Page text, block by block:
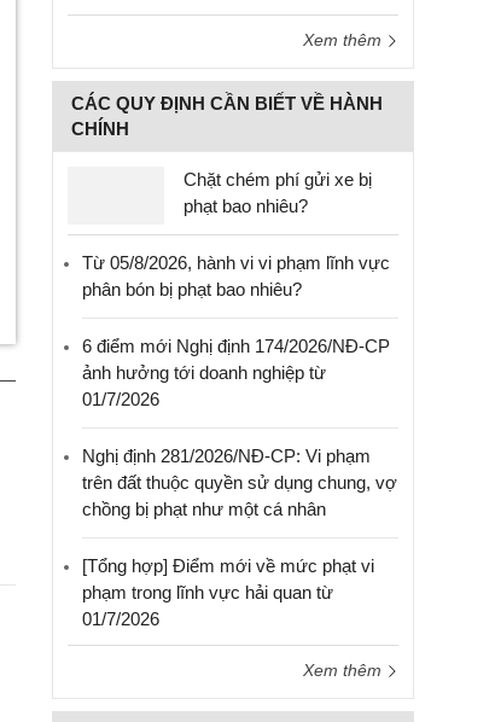
Xem thêm
CÁC QUY ĐỊNH CẦN BIẾT VỀ HÀNH
CHÍNH
Chặt chém phí gửi xe bị
phạt bao nhiêu?
Từ 05/8/2026, hành vi vi phạm lĩnh vực
phân bón bị phạt bao nhiêu?
6 điểm mới Nghị định 174/2026/NĐ-CP
ảnh hưởng tới doanh nghiệp từ
01/7/2026
Nghị định 281/2026/NĐ-CP: Vi phạm
trên đất thuộc quyền sử dụng chung, vợ
chồng bị phạt như một cá nhân
[Tổng hợp] Điểm mới về mức phạt vi
phạm trong lĩnh vực hải quan từ
01/7/2026
Xem thêm